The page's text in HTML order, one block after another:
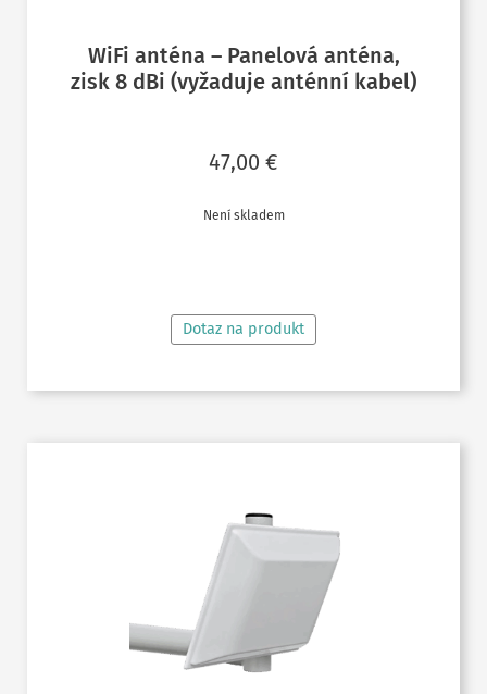
WiFi anténa – Panelová anténa,
zisk 8 dBi (vyžaduje anténní kabel)
47,00 €
Není skladem
Dotaz na produkt